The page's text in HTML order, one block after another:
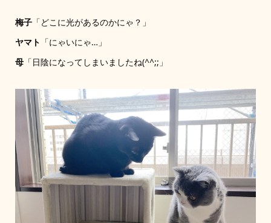
梅子「どこに光があるのかにゃ？」
ヤマト 「にゃいにゃ…」
母「日陰になってしまいましたね(^^;;」